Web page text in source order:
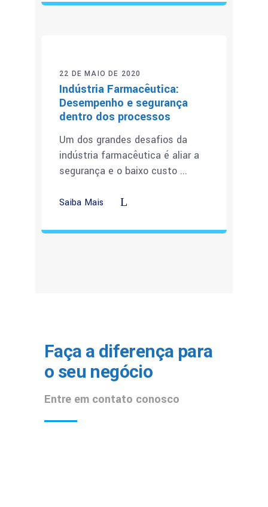
22 DE MAIO DE 2020
Indústria Farmacêutica:
Desempenho e segurança
dentro dos processos
Um dos grandes desafios da
indústria farmacêutica é aliar a
segurança e o baixo custo
Saiba Mais
Faça a diferença para
o seu negócio
Entre em contato conosco